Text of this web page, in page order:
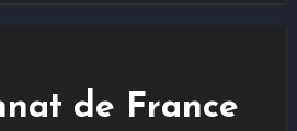
de France